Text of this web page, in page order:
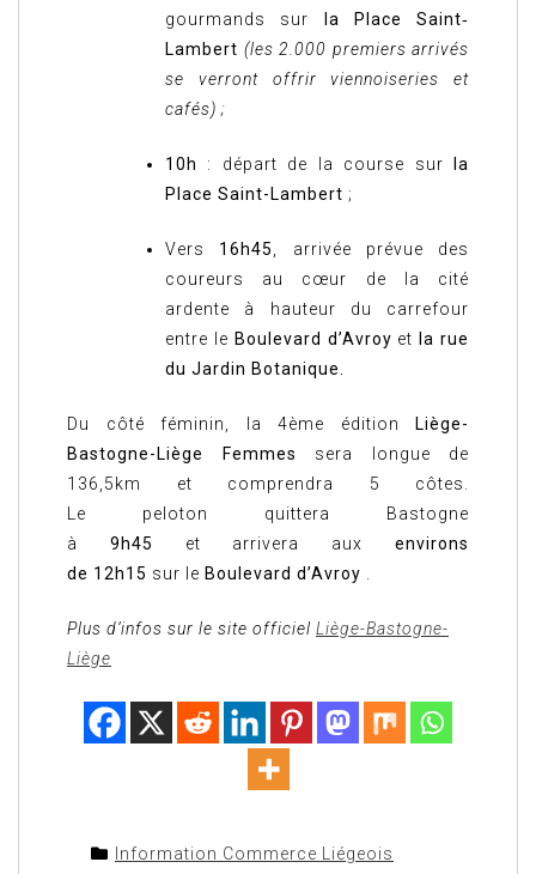
gourmands sur
la Place Saint‐
Lambert (les 2.000 premiers arrivés
se verront offrir viennoiseries et
cafés) ;
10h : départ de la course sur
la
Place Saint-Lambert ;
Vers 16h45
, arrivée prévue des
coureurs au cœur de la cité
ardente à hauteur du carrefour
entre le Boulevard d’Avroy et
la rue
du Jardin Botanique.
Du côté féminin, la 4ème édition
Liège-
Bastogne-Liège Femmes sera longue de
136,5km et comprendra 5 côtes.
Le peloton quittera Bastogne
à 9h45 et arrivera auxenvirons
de 12h15 sur le Boulevard d’Avroy
Plus d’infos sur le site officiel Liège-Bastogne-
Liège
Information Commerce Liégeois